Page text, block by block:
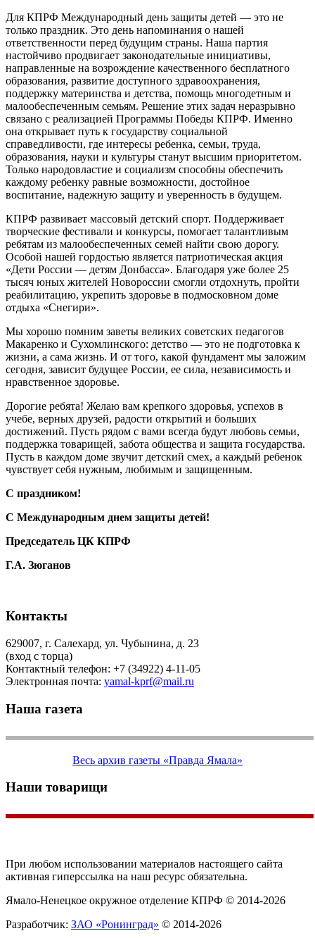
Для КПРФ Международный день защиты детей — это не
только праздник. Это день напоминания о нашей
ответственности перед будущим страны. Наша партия
настойчиво продвигает законодательные инициативы,
направленные на возрождение качественного бесплатного
образования, развитие доступного здравоохранения,
поддержку материнства и детства, помощь многодетным и
малообеспеченным семьям. Решение этих задач неразрывно
связано с реализацией Программы Победы КПРФ. Именно
она открывает путь к государству социальной
справедливости, где интересы ребенка, семьи, труда,
образования, науки и культуры станут высшим приоритетом.
Только народовластие и социализм способны обеспечить
каждому ребенку равные возможности, достойное
воспитание, надежную защиту и уверенность в будущем.
КПРФ развивает массовый детский спорт. Поддерживает
творческие фестивали и конкурсы, помогает талантливым
ребятам из малообеспеченных семей найти свою дорогу.
Особой нашей гордостью является патриотическая акция
«Дети России — детям Донбасса». Благодаря уже более 25
тысяч юных жителей Новороссии смогли отдохнуть, пройти
реабилитацию, укрепить здоровье в подмосковном доме
отдыха «Снегири».
Мы хорошо помним заветы великих советских педагогов
Макаренко и Сухомлинского: детство — это не подготовка к
жизни, а сама жизнь. И от того, какой фундамент мы заложим
сегодня, зависит будущее России, ее сила, независимость и
нравственное здоровье.
Дорогие ребята! Желаю вам крепкого здоровья, успехов в
учебе, верных друзей, радости открытий и больших
достижений. Пусть рядом с вами всегда будут любовь семьи,
поддержка товарищей, забота общества и защита государства.
Пусть в каждом доме звучит детский смех, а каждый ребенок
чувствует себя нужным, любимым и защищенным.
С праздником!
С Международным днем защиты детей!
Председатель ЦК КПРФ
Г.А. Зюганов
Контакты
629007, г. Салехард, ул. Чубынина, д. 23
(вход с торца)
Контактный телефон: +7 (34922) 4-11-05
Электронная почта: yamal-kprf@mail.ru
Наша газета
Весь архив газеты «Правда Ямала»
Наши товарищи
При любом использовании материалов настоящего сайта
активная гиперссылка на наш ресурс обязательна.
Ямало-Ненецкое окружное отделение КПРФ © 2014-2026
Разработчик: ЗАО «Ронинград» © 2014-2026